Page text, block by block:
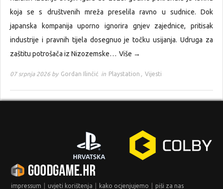
koja se s društvenih mreža preselila ravno u sudnice. Dok
japanska kompanija uporno ignorira gnjev zajednice, pritisak
industrije i pravnih tijela dosegnuo je točku usijanja. Udruga za
zaštitu potrošača iz Nizozemske… Više →
07 srpnja 2026 by Gordan Ilinčić in Playstation , Vijesti
impressum uvjeti korištenja kako ocjenjujemo piši za nas